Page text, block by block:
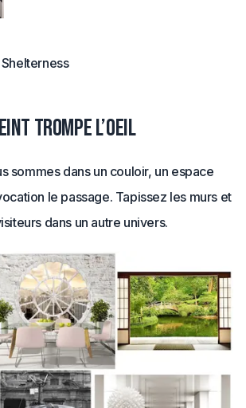
trompe l’oeil
sommes dans un couloir, un espace
le passage. Tapissez les murs et
dans un autre univers.